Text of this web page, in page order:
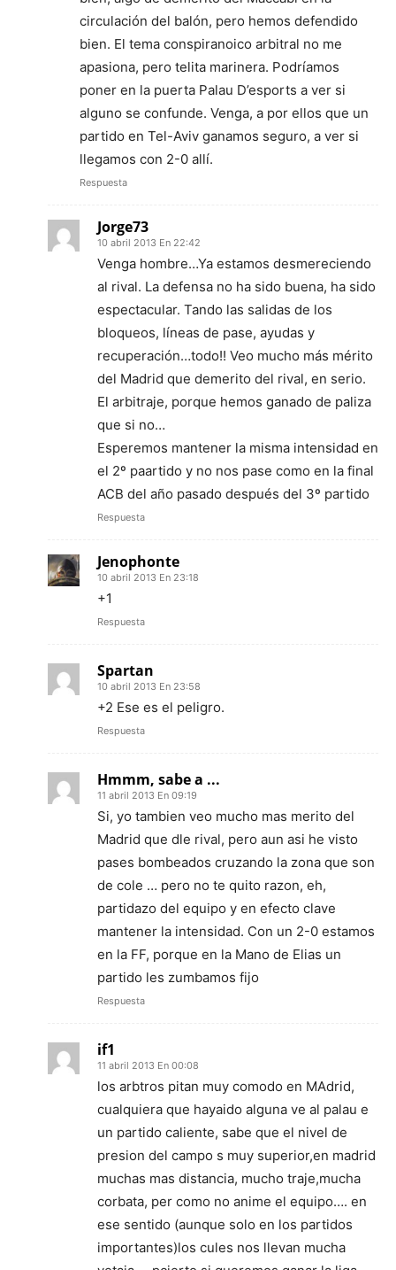
circulación del balón, pero hemos defendido
bien. El tema conspiranoico arbitral no me
apasiona, pero telita marinera. Podríamos
poner en la puerta Palau D’esports a ver si
alguno se confunde. Venga, a por ellos que un
partido en Tel-Aviv ganamos seguro, a ver si
llegamos con 2-0 allí.
Respuesta
Jorge73
10 abril 2013 En 22:42
Venga hombre…Ya estamos desmereciendo
al rival. La defensa no ha sido buena, ha sido
espectacular. Tando las salidas de los
bloqueos, líneas de pase, ayudas y
recuperación…todo!! Veo mucho más mérito
del Madrid que demerito del rival, en serio.
El arbitraje, porque hemos ganado de paliza
que si no…
Esperemos mantener la misma intensidad en
el 2º paartido y no nos pase como en la final
ACB del año pasado después del 3º partido
Respuesta
Jenophonte
10 abril 2013 En 23:18
+1
Respuesta
Spartan
10 abril 2013 En 23:58
+2 Ese es el peligro.
Respuesta
Hmmm, sabe a ...
11 abril 2013 En 09:19
Si, yo tambien veo mucho mas merito del
Madrid que dle rival, pero aun asi he visto
pases bombeados cruzando la zona que son
de cole … pero no te quito razon, eh,
partidazo del equipo y en efecto clave
mantener la intensidad. Con un 2-0 estamos
en la FF, porque en la Mano de Elias un
partido les zumbamos fijo
Respuesta
if1
11 abril 2013 En 00:08
los arbtros pitan muy comodo en MAdrid,
cualquiera que hayaido alguna ve al palau e
un partido caliente, sabe que el nivel de
presion del campo s muy superior,en madrid
muchas mas distancia, mucho traje,mucha
corbata, per como no anime el equipo…. en
ese sentido (aunque solo en los partidos
importantes)los cules nos llevan mucha